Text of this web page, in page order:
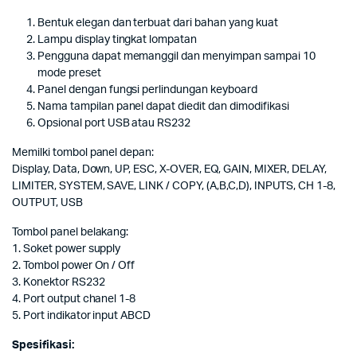
Bentuk elegan dan terbuat dari bahan yang kuat
Lampu display tingkat lompatan
Pengguna dapat memanggil dan menyimpan sampai 10
mode preset
Panel dengan fungsi perlindungan keyboard
Nama tampilan panel dapat diedit dan dimodifikasi
Opsional port USB atau RS232
Memilki tombol panel depan:
Display, Data, Down, UP, ESC, X-OVER, EQ, GAIN, MIXER, DELAY,
LIMITER, SYSTEM, SAVE, LINK / COPY, (A,B,C,D), INPUTS, CH 1-8,
OUTPUT, USB
Tombol panel belakang:
1. Soket power supply
2. Tombol power On / Off
3. Konektor RS232
4. Port output chanel 1-8
5. Port indikator input ABCD
Spesifikasi: